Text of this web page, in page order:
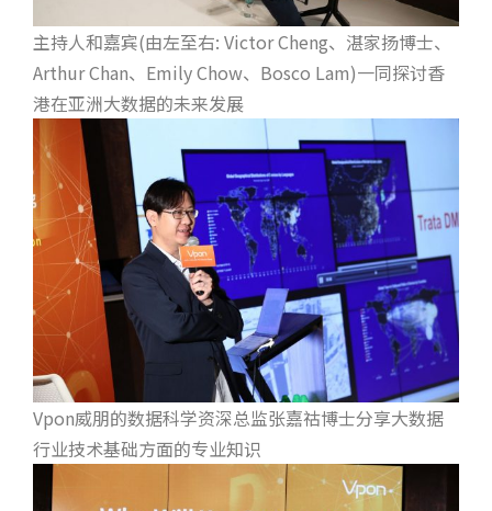
主持人和嘉宾(由左至右: Victor Cheng、湛家扬博士、
Arthur Chan、Emily Chow、Bosco Lam)一同探讨香
港在亚洲大数据的未来发展
Vpon威朋的数据科学资深总监张嘉祜博士分享大数据
行业技术基础方面的专业知识